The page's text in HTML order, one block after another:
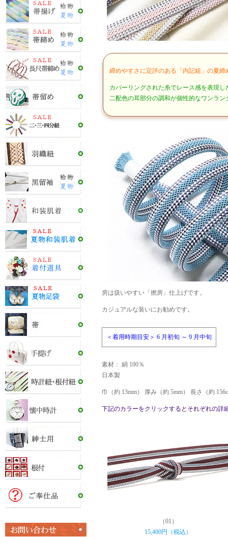
締めやすさに定評のある「内記組」の夏締
カバーリングされた糸でレース感を表現
二配色の耳部分の調和が個性的なワンラン
房は扱いやすい「撚房」仕上げです。
カジュアルな装いにお勧めです。
＜着用時期目安＞ 6 月初旬 ～ 9 月中旬
素材： 絹 100％
日本製
巾（約 13mm） 厚み（約 5mm） 長さ（約
下記のカラーをクリックするとそれぞれの詳
（01）
15,400円（税込）